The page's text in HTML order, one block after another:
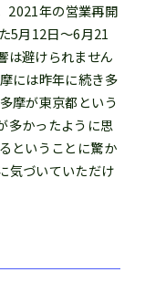
2021年の営業再開
5月12日～6月21
は避けられません
には昨年に続き多
摩が東京都という
多かったように思
ということに驚か
気づいていただけ